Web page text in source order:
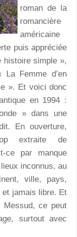
roman de la
romancière
américaine
puis appréciée
histoire simple »,
Femme d’en
». Et voici donc
en 1994 :
» dans une
En ouverture,
extraite de
par manque
inconnus, au
ville, pays,
et jamais libre. Et
ce peut
surtout avec